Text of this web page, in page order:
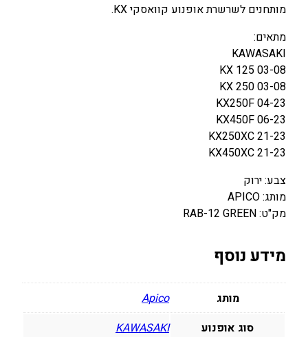
ש
ר
ש
ר
ת
K
A
W
A
A
K
I
X
2
5
/
מותחנים לשרשרת אופנוע קוואסקי KX.
מתאים:
KAWASAKI
KX 125 03-08
KX 250 03-08
KX250F 04-23
KX450F 06-23
KX250XC 21-23
KX450XC 21-23
צבע: ירוק
מותג: APICO
מק"ט: RAB-12 GREEN
מידע נוסף
מותג
Apico
סוג אופנוע
KAWASAKI